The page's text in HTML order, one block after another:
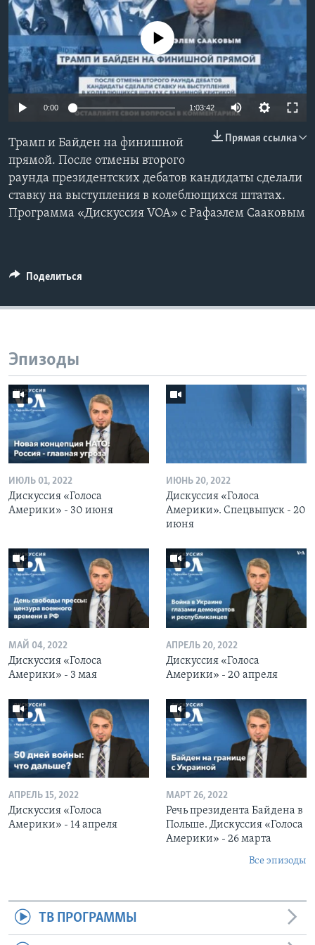
Learning English
СОЦИАЛЬНЫЕ СЕТИ
No media source currently available
0:00 1:03:42
Прямая ссылка
Трамп и Байден на финишной
прямой. После отмены второго
раунда президентских дебатов кандидаты сделали
ставку на выступления в колеблющихся штатах.
Программа «Дискуссия VOA» с Рафаэлем Сааковым
Поделиться
Эпизоды
ИЮЛЬ 01, 2022
Дискуссия «Голоса
Америки» - 30 июня
ИЮНЬ 20, 2022
Дискуссия «Голоса
Америки». Спецвыпуск - 20
июня
МАЙ 04, 2022
Дискуссия «Голоса
Америки» - 3 мая
АПРЕЛЬ 20, 2022
Дискуссия «Голоса
Америки» - 20 апреля
АПРЕЛЬ 15, 2022
Дискуссия «Голоса
Америки» - 14 апреля
МАРТ 26, 2022
Речь президента Байдена в
Польше. Дискуссия «Голоса
Америки» - 26 марта
Все эпизоды
ТВ ПРОГРАММЫ